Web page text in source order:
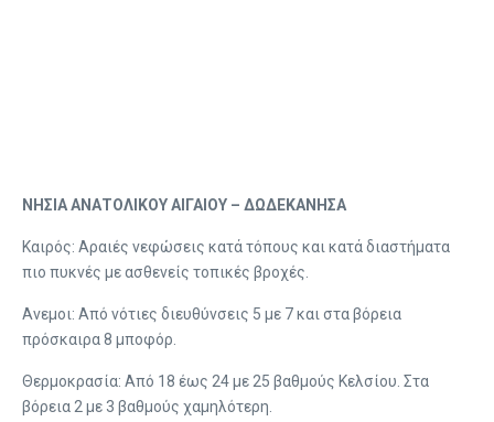
ΝΗΣΙΑ ΑΝΑΤΟΛΙΚΟΥ ΑΙΓΑΙΟΥ – ΔΩΔΕΚΑΝΗΣΑ
Καιρός: Αραιές νεφώσεις κατά τόπους και κατά διαστήματα
πιο πυκνές με ασθενείς τοπικές βροχές.
Ανεμοι: Από νότιες διευθύνσεις 5 με 7 και στα βόρεια
πρόσκαιρα 8 μποφόρ.
Θερμοκρασία: Από 18 έως 24 με 25 βαθμούς Κελσίου. Στα
βόρεια 2 με 3 βαθμούς χαμηλότερη.